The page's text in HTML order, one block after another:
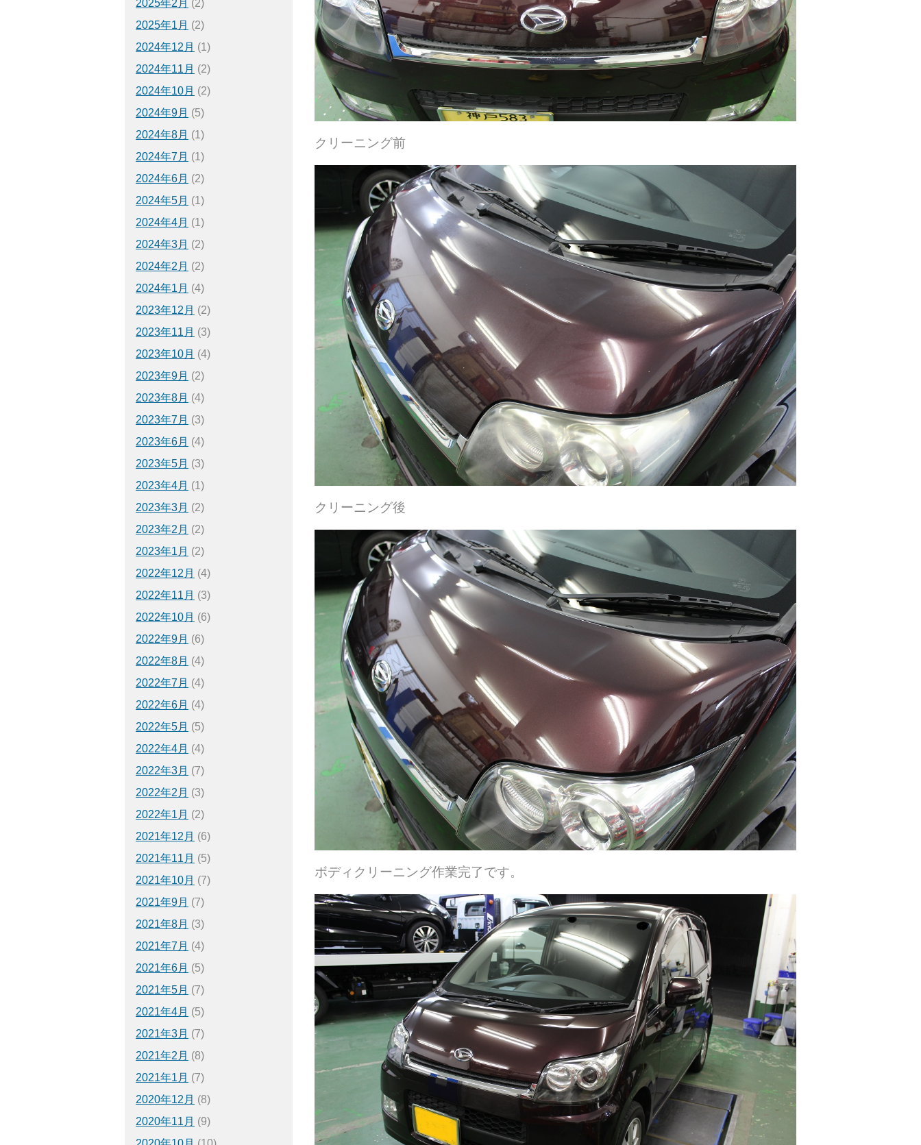
クリーニング前
クリーニング後
ボディクリーニング作業完了です。
2025年2月 (2)
2025年1月 (2)
2024年12月 (1)
2024年11月 (2)
2024年10月 (2)
2024年9月 (5)
2024年8月 (1)
2024年7月 (1)
2024年6月 (2)
2024年5月 (1)
2024年4月 (1)
2024年3月 (2)
2024年2月 (2)
2024年1月 (4)
2023年12月 (2)
2023年11月 (3)
2023年10月 (4)
2023年9月 (2)
2023年8月 (4)
2023年7月 (3)
2023年6月 (4)
2023年5月 (3)
2023年4月 (1)
2023年3月 (2)
2023年2月 (2)
2023年1月 (2)
2022年12月 (4)
2022年11月 (3)
2022年10月 (6)
2022年9月 (6)
2022年8月 (4)
2022年7月 (4)
2022年6月 (4)
2022年5月 (5)
2022年4月 (4)
2022年3月 (7)
2022年2月 (3)
2022年1月 (2)
2021年12月 (6)
2021年11月 (5)
2021年10月 (7)
2021年9月 (7)
2021年8月 (3)
2021年7月 (4)
2021年6月 (5)
2021年5月 (7)
2021年4月 (5)
2021年3月 (7)
2021年2月 (8)
2021年1月 (7)
2020年12月 (8)
2020年11月 (9)